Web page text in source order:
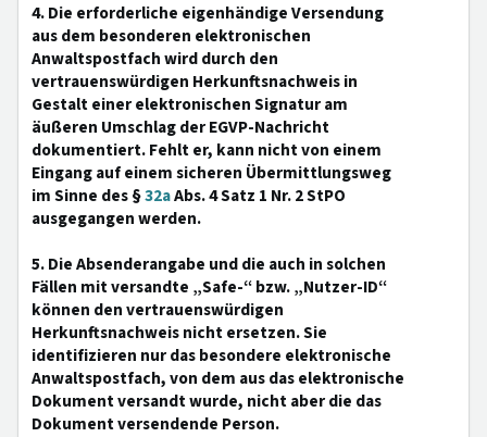
4. Die erforderliche eigenhändige Versendung
aus dem besonderen elektronischen
Anwaltspostfach wird durch den
vertrauenswürdigen Herkunftsnachweis in
Gestalt einer elektronischen Signatur am
äußeren Umschlag der EGVP-Nachricht
dokumentiert. Fehlt er, kann nicht von einem
Eingang auf einem sicheren Übermittlungsweg
im Sinne des §32aAbs. 4 Satz 1 Nr. 2 StPO
ausgegangen werden.
5. Die Absenderangabe und die auch in solchen
Fällen mit versandte „Safe-“ bzw. „Nutzer-ID“
können den vertrauenswürdigen
Herkunftsnachweis nicht ersetzen. Sie
identifizieren nur das besondere elektronische
Anwaltspostfach, von dem aus das elektronische
Dokument versandt wurde, nicht aber die das
Dokument versendende Person.